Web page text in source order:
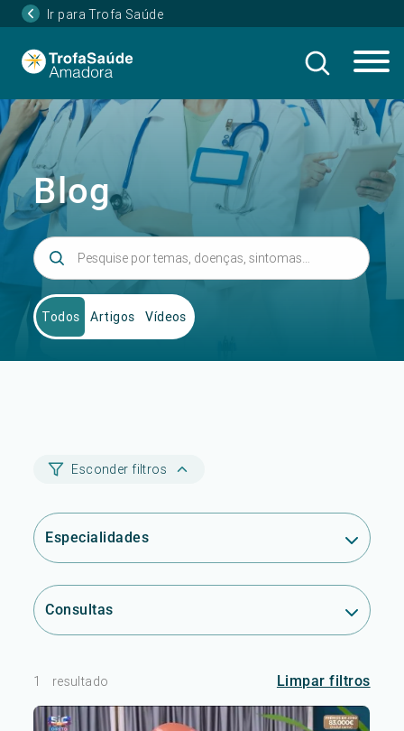
Ir para Trofa Saúde
Blog
Todos Artigos Vídeos
Esconder filtros
Especialidades
Consultas
1 resultado Limpar filtros